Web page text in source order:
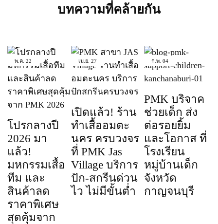
บทความที่คล้ายกัน
พ.ค. 22
โปรกลางปี
2026 มา
แล้ว!
มหกรรมเสื้อ
ทีม และ
สินค้าลด
ราคาพิเศษ
สุดคุ้มจาก
เม.ย. 27
เปิดแล้ว! ร้าน
ทำเสื้ออมตะ
นคร ครบวงจร
ที่ PMK Jas
Village บริการ
ปัก-สกรีนด่วน
ไว ไม่มีขั้นต่ำ
ก.พ. 04
PMK บริจาค
ช่วยเด็ก ส่ง
ต่อรอยยิ้ม
และโอกาส ที่
โรงเรียน
หมู่บ้านเด็ก
จังหวัด
กาญจนบุรี